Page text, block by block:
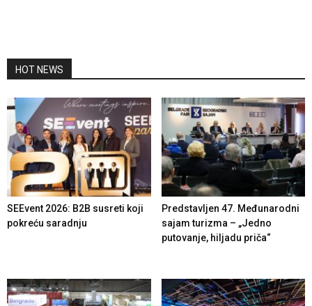
HOT NEWS
SEEvent 2026: B2B susreti koji
pokreću saradnju
Predstavljen 47. Međunarodni
sajam turizma – „Jedno
putovanje, hiljadu priča“